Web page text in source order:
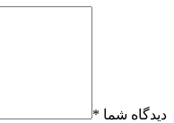
دیدگاه شما *